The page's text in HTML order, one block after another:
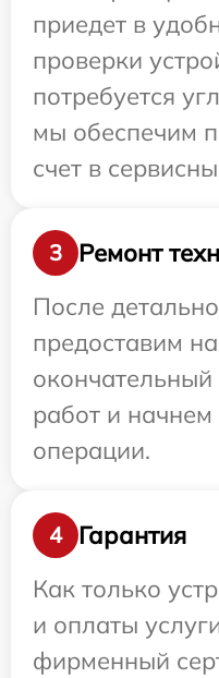
приедет в
проверки
потребуется
мы обеспечим
счет в
3
Ремонт
После
предоставим
работ и
операции.
4
Гарантия
Как только
и оплаты
фирменный